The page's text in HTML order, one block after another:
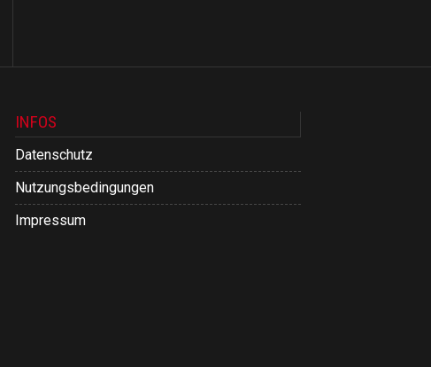
INFOS
Datenschutz
Nutzungsbedingungen
Impressum